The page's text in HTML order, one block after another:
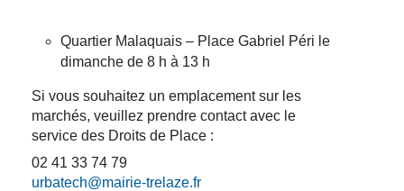
Quartier Malaquais – Place Gabriel Péri le
dimanche de 8 h à 13 h
Si vous souhaitez un emplacement sur les
marchés, veuillez prendre contact avec le
service des Droits de Place :
02 41 33 74 79
urbatech@mairie-trelaze.fr